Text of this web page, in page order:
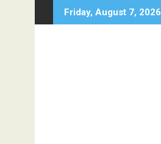
to
Friday, August 7, 2026